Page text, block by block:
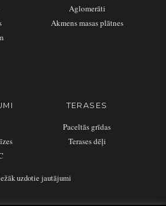
Aglomerāti
Akmens masas plātnes
TERASES
Paceltās grīdas
Terases dēļi
uzdotie jautājumi